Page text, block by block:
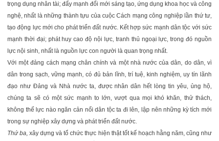
trọng dụng nhân tài; đẩy mạnh đổi mới sáng tạo, ứng dụng khoa học và công
nghệ, nhất là những thành tựu của cuộc Cách mạng công nghiệp lần thứ tư,
tạo động lực mới cho phát triển đất nước. Kết hợp sức mạnh dân tộc với sức
mạnh thời đại; phát huy cao độ nội lực, tranh thủ ngoại lực, trong đó nguồn
lực nội sinh, nhất là nguồn lực con người là quan trọng nhất.
Với một đảng cách mạng chân chính và một nhà nước của dân, do dân, vì
dân trong sạch, vững mạnh, có đủ bản lĩnh, trí tuệ, kinh nghiệm, uy tín lãnh
đạo như Ðảng và Nhà nước ta, được nhân dân hết lòng tin yêu, ủng hộ,
chúng ta sẽ có một sức mạnh to lớn, vượt qua mọi khó khăn, thử thách,
không thế lực nào ngăn cản nổi dân tộc ta đi lên, lập nên những kỳ tích mới
trong sự nghiệp xây dựng và phát triển đất nước.
Thứ ba, xây dựng và tổ chức thực hiện thật tốt kế hoạch hằng năm, cũng như